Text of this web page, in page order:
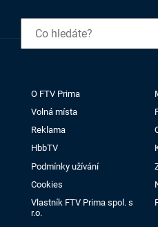
O FTV Prima
Volná místa
Reklama
HbbTV
Podmínky užívání
Cookies
Vlastník FTV Prima spol. s
r.o.